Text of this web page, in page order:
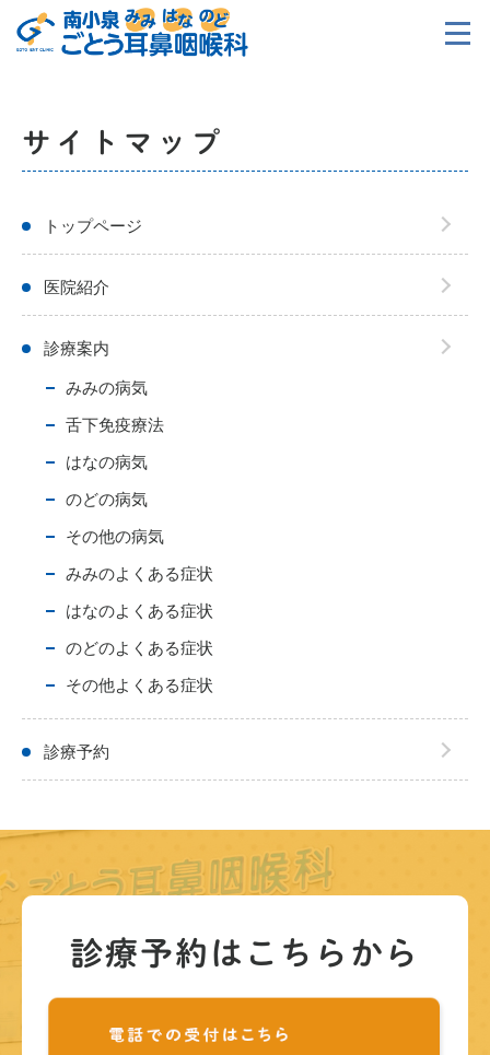
サイトマップ
トップページ
医院紹介
診療案内
みみの病気
舌下免疫療法
はなの病気
のどの病気
その他の病気
みみのよくある症状
はなのよくある症状
のどのよくある症状
その他よくある症状
診療予約
診療予約は こちらから